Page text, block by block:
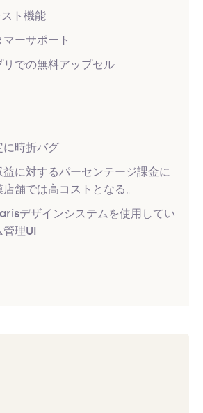
ト機能
ーサポート
リでの無料アップセル
に時折バグ
益に対するパーセンテージ課金に
舗では高コストとなる。
デザインシステムを使用してい
管理UI